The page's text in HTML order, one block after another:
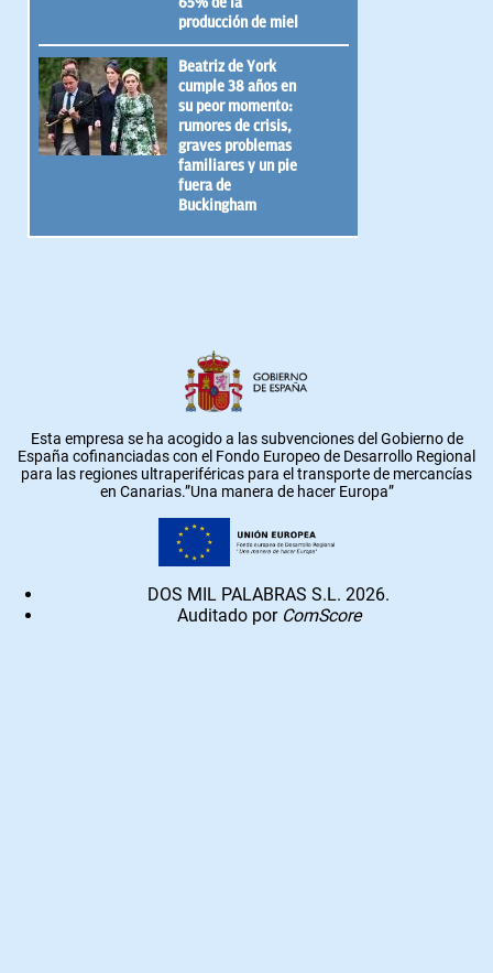
producción de miel
Beatriz de York
cumple 38 años en
su peor momento:
rumores de crisis,
graves problemas
familiares y un pie
fuera de
Buckingham
Esta empresa se ha acogido a las subvenciones del Gobierno de
España cofinanciadas con el Fondo Europeo de Desarrollo Regional
para las regiones ultraperiféricas para el transporte de mercancías
en Canarias.”Una manera de hacer Europa”
DOS MIL PALABRAS S.L. 2026.
Auditado por ComScore